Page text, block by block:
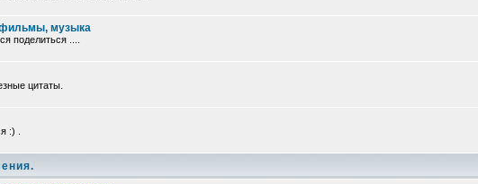
фильмы, музыка
поделиться ....
цитаты.
:) .